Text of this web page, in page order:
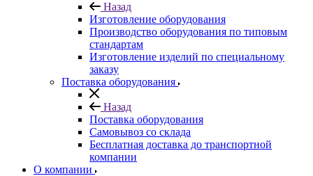
Назад
Изготовление оборудования
Производство оборудования по типовым
стандартам
Изготовление изделий по специальному
заказу
Поставка оборудования
Назад
Поставка оборудования
Самовывоз со склада
Бесплатная доставка до транспортной
компании
О компании